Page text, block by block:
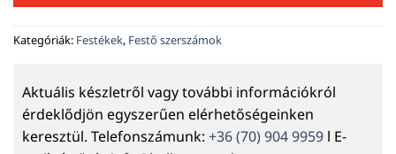
Kategóriák: Festékek, Festő szerszámok
Aktuális készletről vagy további információkról
érdeklődjön egyszerűen elérhetőségeinken
keresztül. Telefonszámunk: +36 (70) 904 9959 l E-